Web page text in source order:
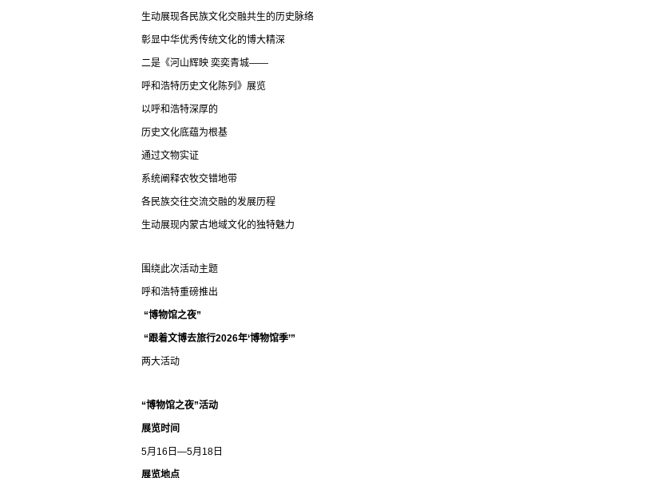
生动展现各民族文化交融共生的历史脉络
彰显中华优秀传统文化的博大精深
二是《河山辉映 奕奕青城——
呼和浩特历史文化陈列》展览
以呼和浩特深厚的
历史文化底蕴为根基
通过文物实证
系统阐释农牧交错地带
各民族交往交流交融的发展历程
生动展现内蒙古地域文化的独特魅力
围绕此次活动主题
呼和浩特重磅推出
“博物馆之夜”
“跟着文博去旅行2026年‘博物馆季’”
两大活动
“博物馆之夜”活动
展览时间
5月16日—5月18日
展览地点